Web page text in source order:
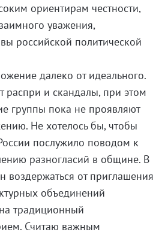
ориентирам честности,
уважения,
российской политической
далеко от идеального.
распри и скандалы, при этом
группы пока не проявляют
Не хотелось бы, чтобы
послужило поводом к
разногласий в общине. В
воздержаться от приглашения
объединений
традиционный
Считаю важным